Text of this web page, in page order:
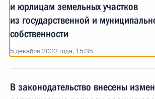
и юрлицам земельных участков
из государственной и
собственности
5 декабря 2022 года, 15:35
В законодательство внесены